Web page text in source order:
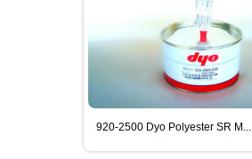
920-2500 Dyo Polyester SR M...